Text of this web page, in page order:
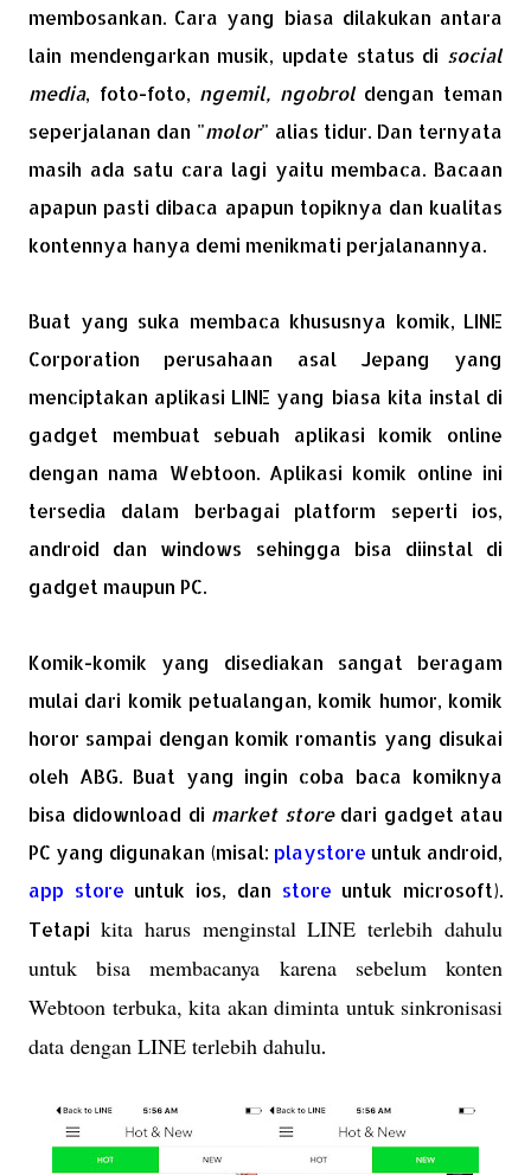
membosankan. Cara yang biasa dilakukan antara
lain mendengarkan musik, update status di social
media, foto-foto, ngemil, ngobroldengan teman
seperjalanan dan "molor" alias tidur. Dan ternyata
masih ada satu cara lagi yaitu membaca. Bacaan
apapun pasti dibaca apapun topiknya dan kualitas
kontennya hanya demi menikmati perjalanannya.
Buat yang suka membaca khususnya komik, LINE
Corporation perusahaan asal Jepang yang
menciptakan aplikasi LINE yang biasa kita instal di
gadget membuat sebuah aplikasi komik online
dengan nama Webtoon. Aplikasi komik online ini
tersedia dalam berbagai platform seperti ios,
android dan windows sehingga bisa diinstal di
gadget maupun PC.
Komik-komik yang disediakan sangat beragam
mulai dari komik petualangan, komik humor, komik
horor sampai dengan komik romantis yang disukai
oleh ABG. Buat yang ingin coba baca komiknya
bisa didownload di market storedari gadget atau
PC yang digunakan (misal: playstore untuk android,
app store untuk ios, dan store untuk microsoft).
Tetapi kita harus menginstal LINE terlebih dahulu
untuk bisa membacanya karena sebelum konten
Webtoon terbuka, kita akan diminta untuk sinkronisasi
data dengan LINE terlebih dahulu.